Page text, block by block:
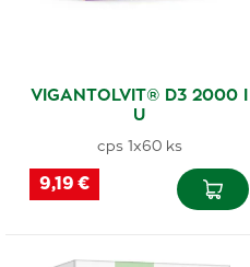
VIGANTOLVIT® D3 2000 I
U
cps 1x60 ks
9,19 €